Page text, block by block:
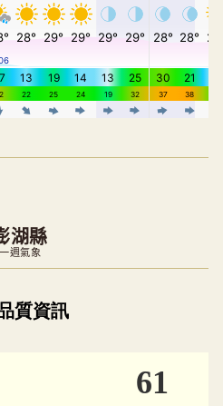
湖縣
一週氣象
視覺預覽，完整即時空